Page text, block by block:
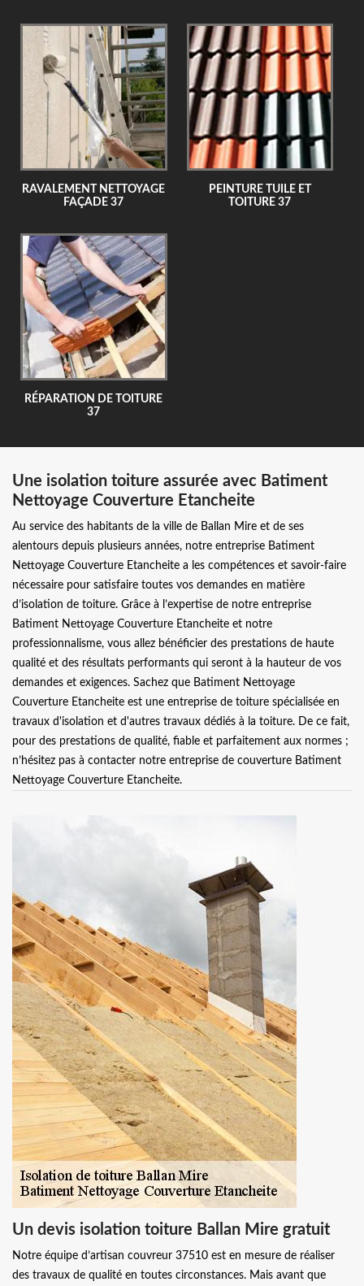
RAVALEMENT NETTOYAGE
FAÇADE 37
PEINTURE TUILE ET
TOITURE 37
RÉPARATION DE TOITURE
37
Une isolation toiture assurée avec Batiment
Nettoyage Couverture Etancheite
Au service des habitants de la ville de Ballan Mire et de ses
alentours depuis plusieurs années, notre entreprise Batiment
Nettoyage Couverture Etancheite a les compétences et savoir-faire
nécessaire pour satisfaire toutes vos demandes en matière
d’isolation de toiture. Grâce à l’expertise de notre entreprise
Batiment Nettoyage Couverture Etancheite et notre
professionnalisme, vous allez bénéficier des prestations de haute
qualité et des résultats performants qui seront à la hauteur de vos
demandes et exigences. Sachez que Batiment Nettoyage
Couverture Etancheite est une entreprise de toiture spécialisée en
travaux d'isolation et d'autres travaux dédiés à la toiture. De ce fait,
pour des prestations de qualité, fiable et parfaitement aux normes ;
n’hésitez pas à contacter notre entreprise de couverture Batiment
Nettoyage Couverture Etancheite.
Un devis isolation toiture Ballan Mire gratuit
Notre équipe d’artisan couvreur 37510 est en mesure de réaliser
des travaux de qualité en toutes circonstances. Mais avant que